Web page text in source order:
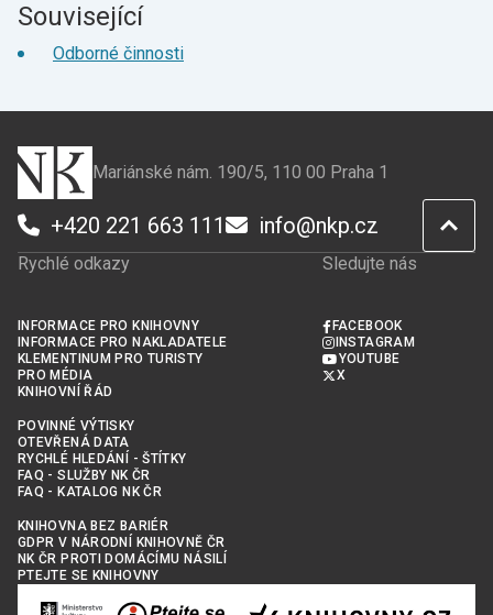
Související
Odborné činnosti
Mariánské nám. 190/5, 110 00 Praha 1
+420 221 663 111 info@nkp.cz
Rychlé odkazy
INFORMACE PRO KNIHOVNY
INFORMACE PRO NAKLADATELE
KLEMENTINUM PRO TURISTY
PRO MÉDIA
KNIHOVNÍ ŘÁD
POVINNÉ VÝTISKY
OTEVŘENÁ DATA
RYCHLÉ HLEDÁNÍ - ŠTÍTKY
FAQ - SLUŽBY NK ČR
FAQ - KATALOG NK ČR
KNIHOVNA BEZ BARIÉR
GDPR V NÁRODNÍ KNIHOVNĚ ČR
NK ČR PROTI DOMÁCÍMU NÁSILÍ
PTEJTE SE KNIHOVNY
Sledujte nás
FACEBOOK
INSTAGRAM
YOUTUBE
X